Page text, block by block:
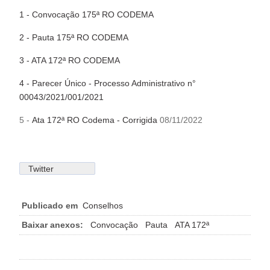
1 - Convocação 175ª RO CODEMA
2 - Pauta 175ª RO CODEMA
3 - ATA 172ª RO CODEMA
4 - Parecer Único - Processo Administrativo n°
00043/2021/001/2021
5 - Ata 172ª RO Codema - Corrigida 08/11/2022
Twitter
Publicado em Conselhos
Baixar anexos:
Convocação Pauta ATA 172ª